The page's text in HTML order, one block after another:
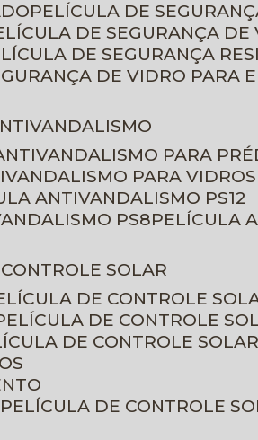
PELÍCULA DE
DE SEGURANÇA DE
DE SEGURANÇA
DE VIDRO PARA
PARA
PARA VIDROS
ANTIVANDALISMO PS12
PS8
PELÍCULA
CONTROLE SOLAR
DE CONTROLE
PELÍCULA DE CONTROLE
DE CONTROLE
PELÍCULA DE CONTROLE